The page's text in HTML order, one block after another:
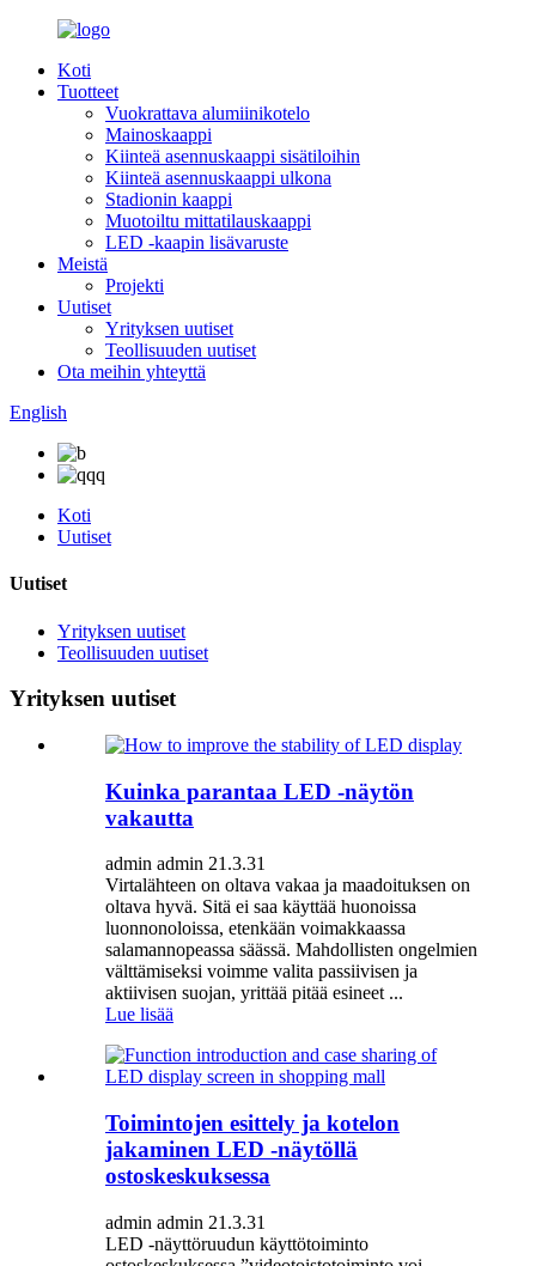
Koti
Tuotteet
Vuokrattava alumiinikotelo
Mainoskaappi
Kiinteä asennuskaappi sisätiloihin
Kiinteä asennuskaappi ulkona
Stadionin kaappi
Muotoiltu mittatilauskaappi
LED -kaapin lisävaruste
Meistä
Projekti
Uutiset
Yrityksen uutiset
Teollisuuden uutiset
Ota meihin yhteyttä
English
Koti
Uutiset
Uutiset
Yrityksen uutiset
Teollisuuden uutiset
Yrityksen uutiset
Kuinka parantaa LED -näytön
vakautta
admin admin 21.3.31
Virtalähteen on oltava vakaa ja maadoituksen on
oltava hyvä. Sitä ei saa käyttää huonoissa
luonnonoloissa, etenkään voimakkaassa
salamannopeassa säässä. Mahdollisten ongelmien
välttämiseksi voimme valita passiivisen ja
aktiivisen suojan, yrittää pitää esineet ...
Lue lisää
Toimintojen esittely ja kotelon
jakaminen LED -näytöllä
ostoskeskuksessa
admin admin 21.3.31
LED -näyttöruudun käyttötoiminto